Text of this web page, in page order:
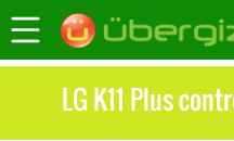
LG K11 Plus